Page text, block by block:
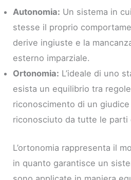
Autonomia: Un sistema in
stesse il proprio
derive ingiuste e la
esterno imparziale.
Ortonomia: L’ideale di uno
esista un equilibrio tra
riconoscimento di un
riconosciuto da tutte le parti
L’ortonomia rappresenta il
in quanto garantisce un